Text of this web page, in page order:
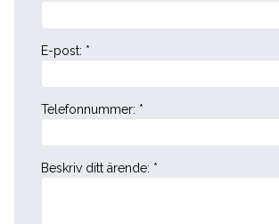
E-post: *
Telefonnummer: *
Beskriv ditt ärende: *